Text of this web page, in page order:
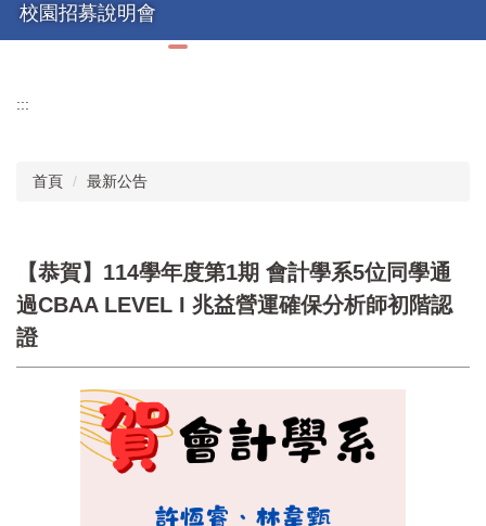
校園招募說明會
:::
首頁 最新公告
【恭賀】114學年度第1期 會計學系5位同學通
過CBAA LEVEL I 兆益營運確保分析師初階認
證